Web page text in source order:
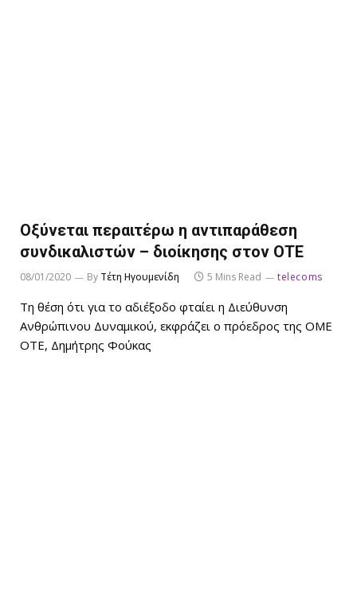
Οξύνεται περαιτέρω η αντιπαράθεση
συνδικαλιστών – διοίκησης στον ΟΤΕ
08/01/2020 By Τέτη Ηγουμενίδη 5 Mins Read telecoms
Τη θέση ότι για το αδιέξοδο φταίει η Διεύθυνση
Ανθρώπινου Δυναμικού, εκφράζει ο πρόεδρος της ΟΜΕ
ΟΤΕ, Δημήτρης Φούκας